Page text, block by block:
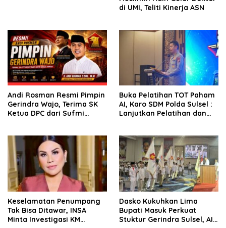
di UMI, Teliti Kinerja ASN
Andi Rosman Resmi Pimpin
Gerindra Wajo, Terima SK
Ketua DPC dari Sufmi
Buka Pelatihan TOT Paham
AI, Karo SDM Polda Sulsel :
Lanjutkan Pelatihan dan
Keselamatan Penumpang
Tak Bisa Ditawar, INSA
Minta Investigasi KM
Dasko Kukuhkan Lima
Bupati Masuk Perkuat
Stuktur Gerindra Sulsel, AIA